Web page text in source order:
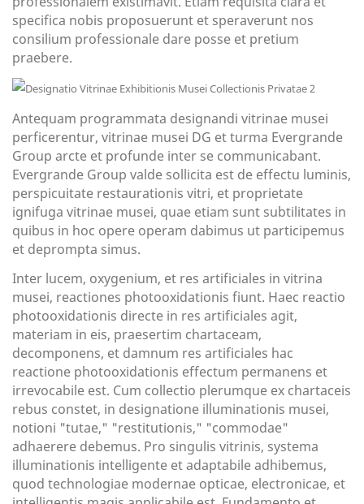
specifica nobis proposuerunt et speraverunt nos
consilium professionale dare posse et pretium
praebere.
Antequam programmata designandi vitrinae musei
perficerentur, vitrinae musei DG et turma Evergrande
Group arcte et profunde inter se communicabant.
Evergrande Group valde sollicita est de effectu luminis,
perspicuitate restaurationis vitri, et proprietate
ignifuga vitrinae musei, quae etiam sunt subtilitates in
quibus in hoc opere operam dabimus ut participemus
et deprompta simus.
Inter lucem, oxygenium, et res artificiales in vitrina
musei, reactiones photooxidationis fiunt. Haec reactio
photooxidationis directe in res artificiales agit,
materiam in eis, praesertim chartaceam,
decomponens, et damnum res artificiales hac
reactione photooxidationis effectum permanens et
irrevocabile est. Cum collectio plerumque ex chartaceis
rebus constet, in designatione illuminationis musei,
notioni "tutae," "restitutionis," "commodae"
adhaerere debemus. Pro singulis vitrinis, systema
illuminationis intelligente et adaptabile adhibemus,
quod technologiae modernae opticae, electronicae, et